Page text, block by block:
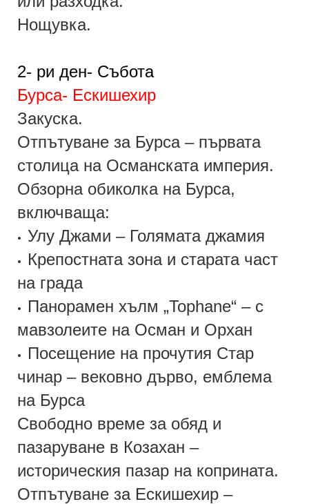
Нощувка.
2- ри ден- Събота
Бурса- Ескишехир
Закуска.
Отпътуване за Бурса– първата
столица на Османската империя.
Обзорна обиколка на Бурса,
включваща:
• Улу Джами – Голямата джамия
•
Крепостната зона и старата част
на града
•
Панорамен хълм „Tophane“ – с
мавзолеите на Осман и Орхан
•
Посещение на прочутия Стар
чинар – вековно дърво, емблема
на Бурса
Свободно време за обяд и
пазаруване в Козахан –
историческия пазар на коприната.
Отпътуване за Ескишехир –